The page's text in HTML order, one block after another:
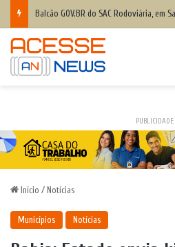
PUBLICIDADE
Início / Notícias
Municípios Notícias